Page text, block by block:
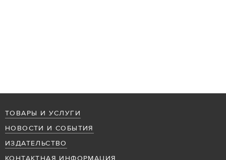
ТОВАРЫ И УСЛУГИ
НОВОСТИ И СОБЫТИЯ
ИЗДАТЕЛЬСТВО